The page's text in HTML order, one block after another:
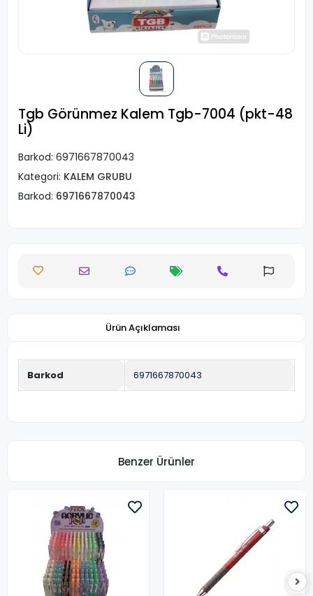
Tgb Görünmez Kalem Tgb-7004 (pkt-48
Li)
Barkod: 6971667870043
Kategori: KALEM GRUBU
Barkod: 6971667870043
Ürün Açıklaması
Barkod 6971667870043
Benzer Ürünler